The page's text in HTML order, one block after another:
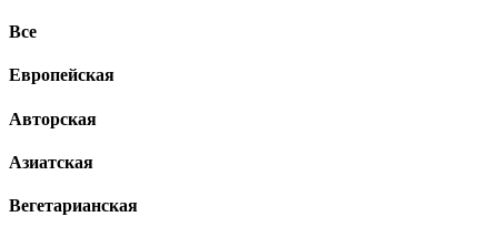
Все
Европейская
Авторская
Азиатская
Вегетарианская